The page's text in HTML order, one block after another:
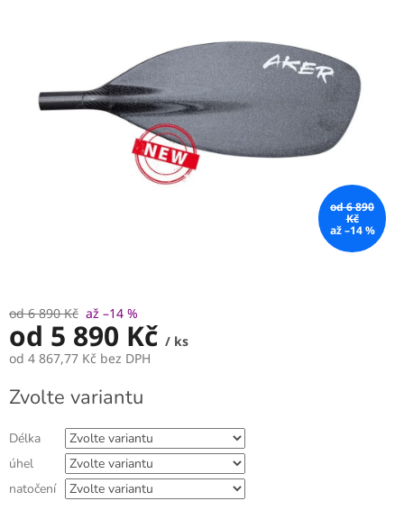
od 6 890
Kč
až –14 %
od 6 890 Kč až –14 %
od 5 890 Kč / ks
od 4 867,77 Kč bez DPH
cena:
Zvolte variantu
Délka
úhel
natočení